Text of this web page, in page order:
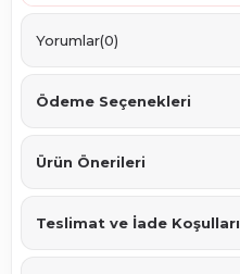
Yorumlar(0)
Ödeme Seçenekleri
Ürün Önerileri
Teslimat ve İade Koşulları